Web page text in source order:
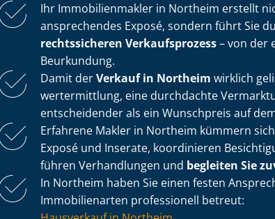
Ihr Im­mo­bi­li­en­mak­ler in Northeim erstellt
ansprechendes Exposé, sondern führt Sie
rechtssicheren Verkaufsprozess– von der
Beurkundung.
Damit derVerkauf in Northeim wirklich
wert­ermitt­lung, eine durchdachte
entscheidender als ein Wunschpreis auf
Erfahrene Makler in Northeim kümmern
Exposé und Inserate, koordinieren
führen Verhandlungen und begleiten Sie
In Northeim haben Sie einen festen
Immobilienarten professionell betreut: